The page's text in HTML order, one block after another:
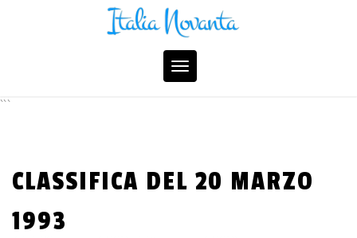
Toggle
navigation
```
CLASSIFICA DEL 20 MARZO
1993